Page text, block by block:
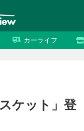
カーライフ
ケット」登